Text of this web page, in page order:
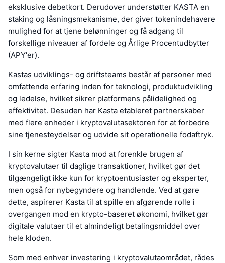
eksklusive debetkort. Derudover understøtter KASTA en
staking og låsningsmekanisme, der giver tokenindehavere
mulighed for at tjene belønninger og få adgang til
forskellige niveauer af fordele og Årlige Procentudbytter
(APY'er).
Kastas udviklings- og driftsteams består af personer med
omfattende erfaring inden for teknologi, produktudvikling
og ledelse, hvilket sikrer platformens pålidelighed og
effektivitet. Desuden har Kasta etableret partnerskaber
med flere enheder i kryptovalutasektoren for at forbedre
sine tjenesteydelser og udvide sit operationelle fodaftryk.
I sin kerne sigter Kasta mod at forenkle brugen af
kryptovalutaer til daglige transaktioner, hvilket gør det
tilgængeligt ikke kun for kryptoentusiaster og eksperter,
men også for nybegyndere og handlende. Ved at gøre
dette, aspirerer Kasta til at spille en afgørende rolle i
overgangen mod en krypto-baseret økonomi, hvilket gør
digitale valutaer til et almindeligt betalingsmiddel over
hele kloden.
Som med enhver investering i kryptovalutaområdet, rådes